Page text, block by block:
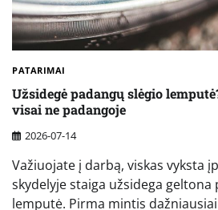
PATARIMAI
Užsidegė padangų slėgio
visai ne padangoje
2026-07-14
Važiuojate į darbą, viskas vyksta
skydelyje staiga užsidega
lemputė. Pirma mintis